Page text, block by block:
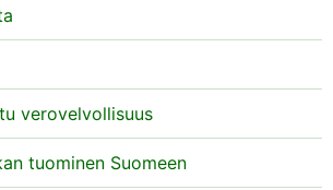
verovelvollisuus
tuominen Suomeen